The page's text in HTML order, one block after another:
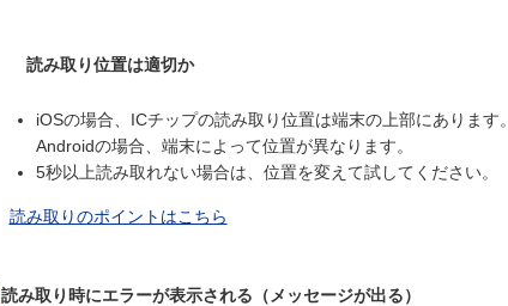
読み取り位置は適切か
iOSの場合、ICチップの読み取り位置は端末の上部にあります。
Androidの場合、端末によって位置が異なります。
5秒以上読み取れない場合は、位置を変えて試してください。
読み取りのポイントはこちら
読み取り時にエラーが表示される（メッセージが出る）